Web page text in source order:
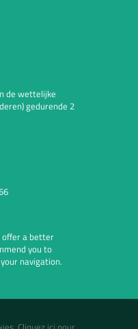
de wettelijke
gedurende 2
offer a better
you to
navigation.